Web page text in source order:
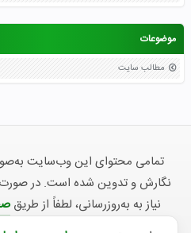
موضوعات
مطالب سایت
تمامی محتوای این وب‌سایت
نگارش و تدوین شده است. در صورت
نیاز به به‌روزرسانی، لطفاً از طریق